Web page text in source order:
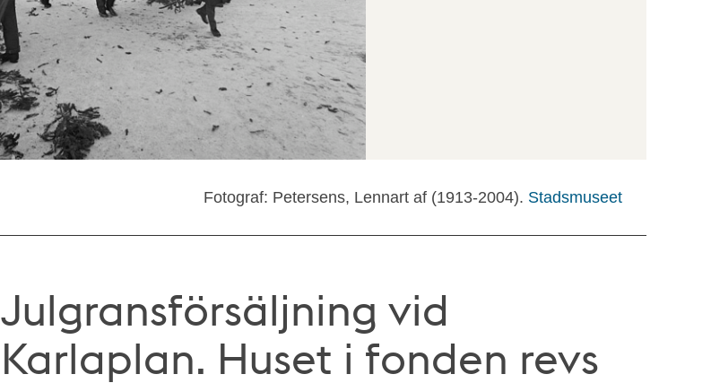
Fotograf: Petersens, Lennart af (1913-2004). Stadsmuseet
Julgransförsäljning vid
Karlaplan. Huset i fonden revs